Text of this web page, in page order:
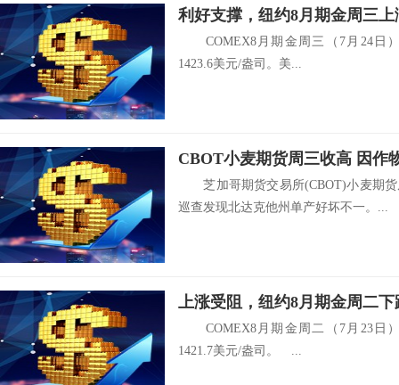
利好支撑，纽约8月期金周三上
COMEX8月期金周三（7月24日）
1423.6美元/盎司。美...
CBOT小麦期货周三收高 因作
芝加哥期货交易所(CBOT)小麦期货
巡查发现北达克他州单产好坏不一。...
上涨受阻，纽约8月期金周二下
COMEX8月期金周二（7月23日）
1421.7美元/盎司。 ...